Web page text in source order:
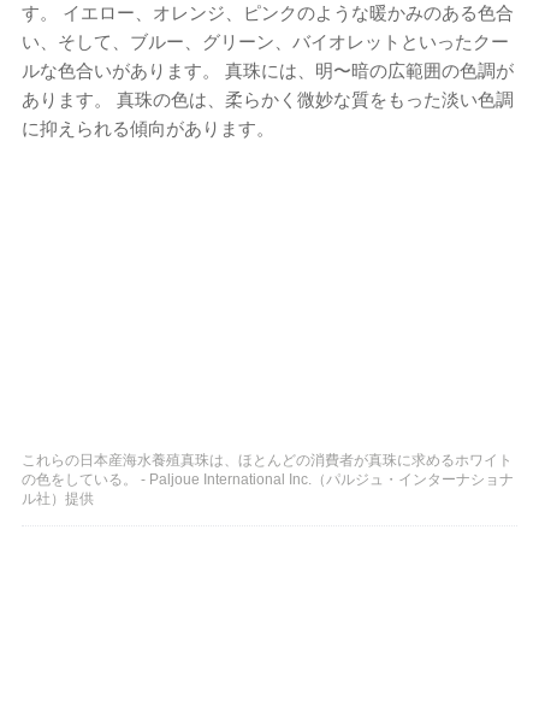
す。 イエロー、オレンジ、ピンクのような暖かみのある色合
い、そして、ブルー、グリーン、バイオレットといったクー
ルな色合いがあります。 真珠には、明〜暗の広範囲の色調が
あります。 真珠の色は、柔らかく微妙な質をもった淡い色調
に抑えられる傾向があります。
これらの日本産海水養殖真珠は、ほとんどの消費者が真珠に求めるホワイト
の色をしている。 - Paljoue International Inc.（パルジュ・インターナショナ
ル社）提供